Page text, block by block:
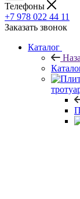
Телефоны
+7 978 022 44 11
Заказать звонок
Каталог